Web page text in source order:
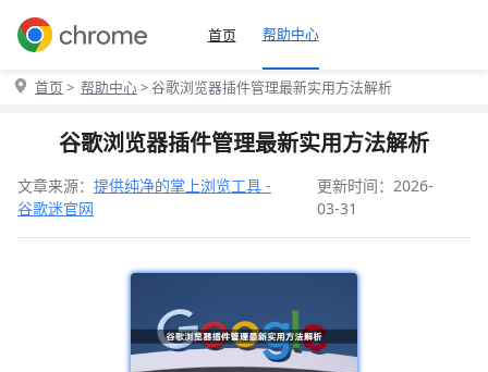
首页 帮助中心
首页 > 帮助中心> 谷歌浏览器插件管理最新实用方法解析
谷歌浏览器插件管理最新实用方法解析
文章来源： 提供纯净的掌上浏览工具 -
谷歌迷官网
更新时间：2026-
03-31